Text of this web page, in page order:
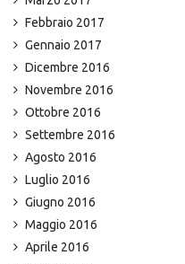
Febbraio 2017
Gennaio 2017
Dicembre 2016
Novembre 2016
Ottobre 2016
Settembre 2016
Agosto 2016
Luglio 2016
Giugno 2016
Maggio 2016
Aprile 2016